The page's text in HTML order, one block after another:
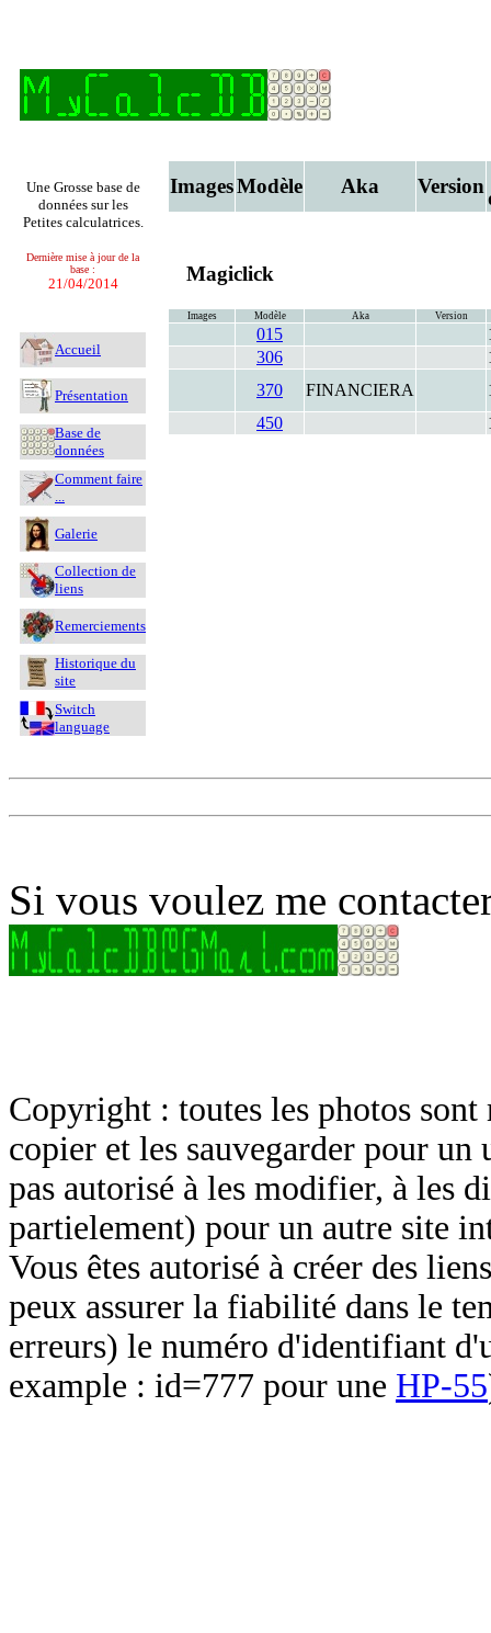
Une Grosse base de
données sur les
Petites calculatrices.
Dernière mise à jour de la
base :
21/04/2014
Accueil
Présentation
Base de
données
Comment faire
...
Galerie
Collection de
liens
Remerciements
Historique du
site
Switch
language
ImagesModèle Aka Version
Magiclick
Images Modèle Aka Version
015
306
370
FINANCIERA
450
Si vous voulez me
Copyright : toutes les photos sont
copier et les sauvegarder pour un
pas autorisé à les modifier, à les
partielement) pour un autre site
Vous êtes autorisé à créer des
peux assurer la fiabilité dans le
erreurs) le numéro d'identifiant
example : id=777 pour une HP-55